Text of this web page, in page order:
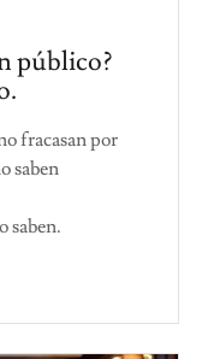
público?
fracasan por
saben
saben.